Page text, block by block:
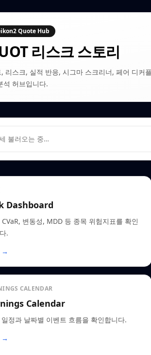
Quote Hub
리스크 스토리
, 리스크, 실적 반응, 시그마 스크리너, 페어 디
석 허브입니다.
불러오는 중…
Dashboard
CVaR, 변동성, MDD 등 종목 위험지표를 확인
.
→
CALENDAR
Calendar
일정과 날짜별 이벤트 흐름을 확인합니다.
→